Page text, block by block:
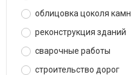
облицовка цоколя
реконструкция зданий
сварочные работы
строительство дорог